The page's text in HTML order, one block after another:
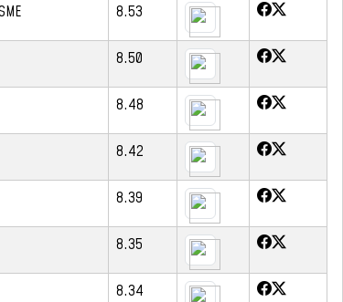
8.53
8.50
8.48
8.42
8.39
8.35
8.34